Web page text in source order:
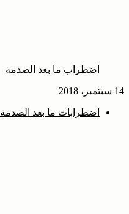
اضطراب ما بعد الصدمة
14 سبتمبر، 2018
اضطرابات ما بعد الصدمة